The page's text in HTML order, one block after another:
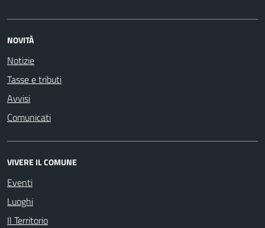
NOVITÀ
Notizie
Tasse e tributi
Avvisi
Comunicati
VIVERE IL COMUNE
Eventi
Luoghi
Il Territorio